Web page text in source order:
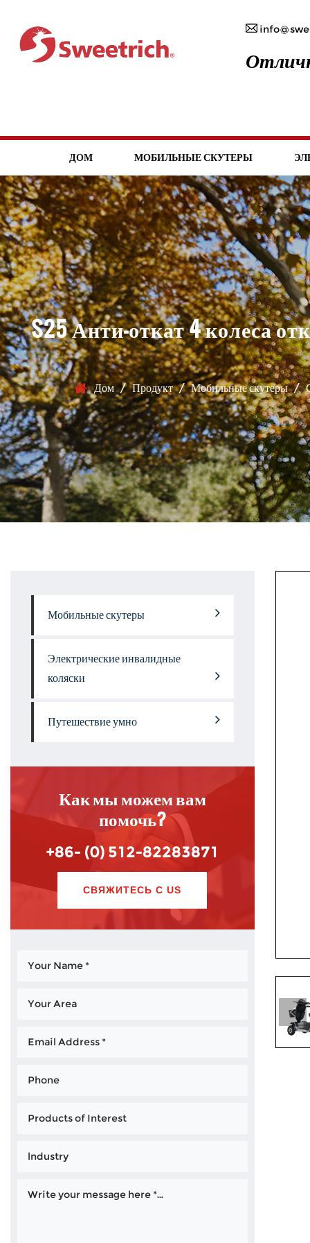
ДОМ МОБИЛЬНЫЕ СКУТЕРЫ
S25 Анти-откат 4 колеса
Дом / Продукт / Мобильные скутеры /
Мобильные скутеры
Электрические инвалидные
коляски
Путешествие умно
Как мы можем вам
помочь?
+86- (0) 512-82283871
СВЯЖИТЕСЬ С US